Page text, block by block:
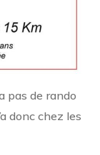
pas de rando
donc chez les